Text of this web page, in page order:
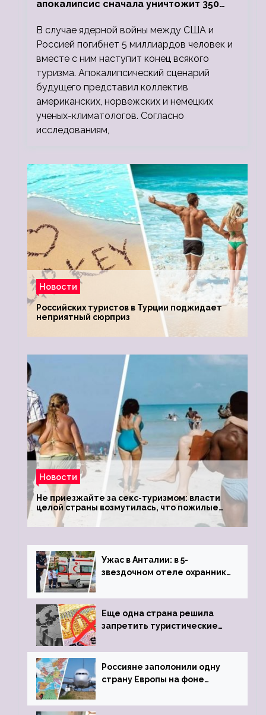
апокалипсис сначала уничтожит 350
людей
В случае ядерной войны между США и
Россией погибнет 5 миллиардов человек и
вместе с ним наступит конец всякого
туризма. Апокалипсический сценарий
будущего представил коллектив
американских, норвежских и немецких
ученых-климатологов. Согласно
исследованиям,
Новости
Российских туристов в Турции поджидает
неприятный сюрприз
Новости
Не приезжайте за секс-туризмом: власти
целой страны возмутилась, что пожилые
туристки массово едут к ним, чтобы
обзавестись молодыми любовниками
Ужас в Анталии: в 5-
звездочном отеле охранник
пистолета
Еще одна страна решила
запретить туристические
Россияне заполонили одну
страну Европы на фоне
виз